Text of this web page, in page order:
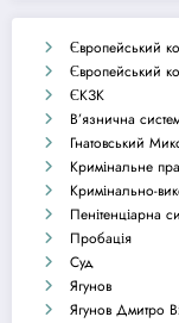
Європейський
Європейський
ЄКЗК
В’язнична
Гнатовський
Кримінальне
Кримінально-
Пенітенціарна
Пробація
Суд
Ягунов
Ягунов Дмитро